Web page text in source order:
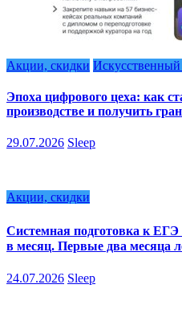
Акции, скидки Искусственный
Эпоха цифрового цеха: как
производстве и получить
29.07.2026 Sleep
Акции, скидки
Системная подготовка к
в месяц. Первые два месяца
24.07.2026 Sleep